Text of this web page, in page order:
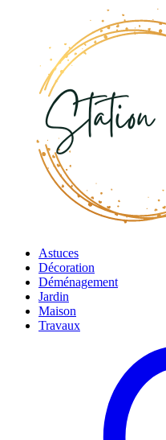
Astuces
Décoration
Déménagement
Jardin
Maison
Travaux